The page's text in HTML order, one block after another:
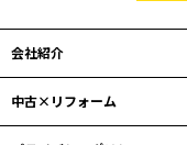
会社紹介
中古×リフォーム